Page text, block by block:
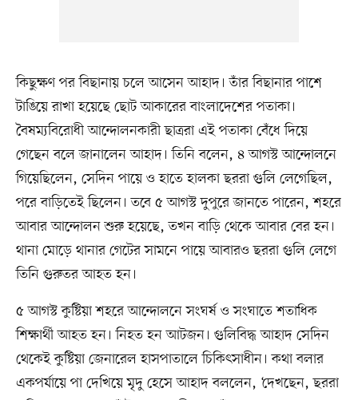
কিছুক্ষণ পর বিছানায় চলে আসেন আহাদ। তাঁর বিছানার পাশে
টাঙিয়ে রাখা হয়েছে ছোট আকারের বাংলাদেশের পতাকা।
বৈষম্যবিরোধী আন্দোলনকারী ছাত্ররা এই পতাকা বেঁধে দিয়ে
গেছেন বলে জানালেন আহাদ। তিনি বলেন, ৪ আগস্ট আন্দোলনে
গিয়েছিলেন, সেদিন পায়ে ও হাতে হালকা ছররা গুলি লেগেছিল,
পরে বাড়িতেই ছিলেন। তবে ৫ আগস্ট দুপুরে জানতে পারেন, শহরে
আবার আন্দোলন শুরু হয়েছে, তখন বাড়ি থেকে আবার বের হন।
থানা মোড়ে থানার গেটের সামনে পায়ে আবারও ছররা গুলি লেগে
তিনি গুরুতর আহত হন।
৫ আগস্ট কুষ্টিয়া শহরে আন্দোলনে সংঘর্ষ ও সংঘাতে শতাধিক
শিক্ষার্থী আহত হন। নিহত হন আটজন। গুলিবিদ্ধ আহাদ সেদিন
থেকেই কুষ্টিয়া জেনারেল হাসপাতালে চিকিৎসাধীন। কথা বলার
একপর্যায়ে পা দেখিয়ে মৃদু হেসে আহাদ বললেন, ‘দেখছেন, ছররা